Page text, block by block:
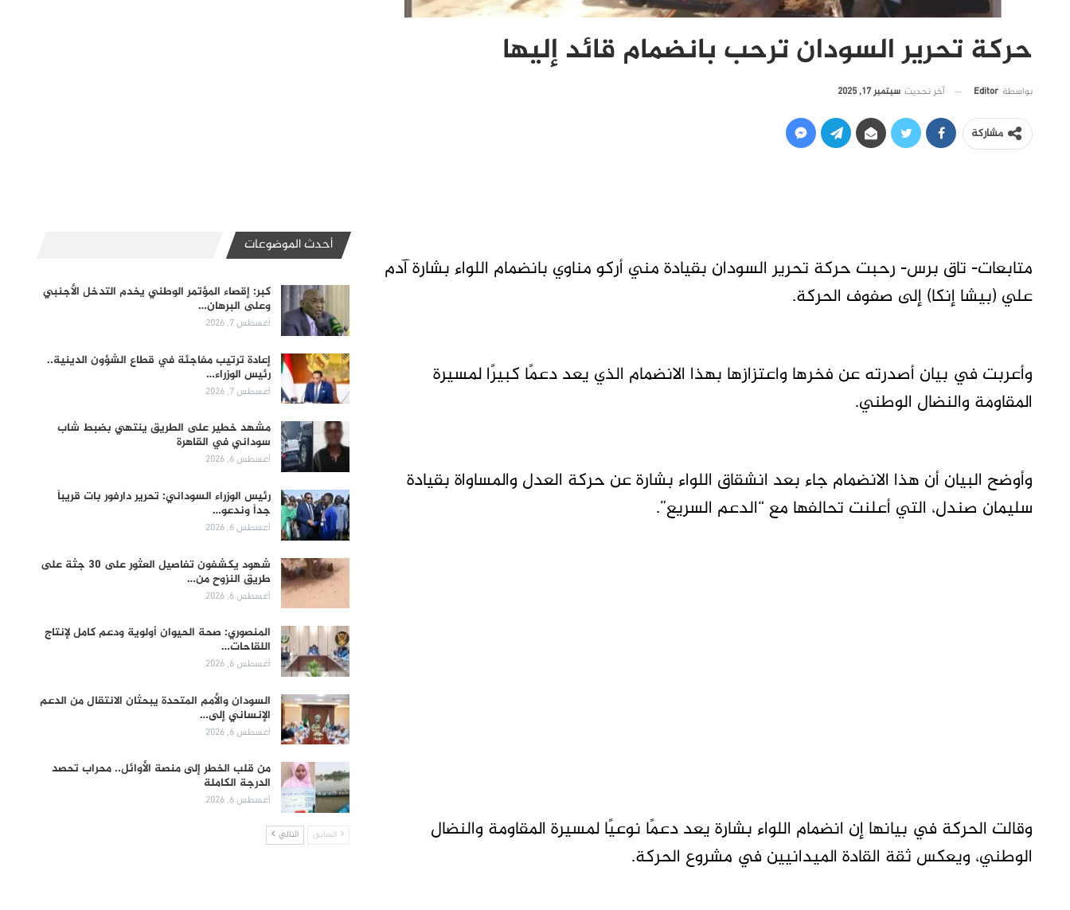
حركة تحرير السودان ترحب بانضمام قائد إليها
بواسطة Editor آخر تحديث سبتمبر 17, 2025
مشاركة
متابعات- تاق برس- رحبت حركة تحرير السودان بقيادة مني أركو مناوي بانضمام اللواء بشارة آدم
علي (بيشا إنكا) إلى صفوف الحركة.
وأعربت في بيان أصدرته عن فخرها واعتزازها بهذا الانضمام الذي يعد دعمًا كبيرًا لمسيرة
المقاومة والنضال الوطني.
وأوضح البيان أن هذا الانضمام جاء بعد انشقاق اللواء بشارة عن حركة العدل والمساواة بقيادة
سليمان صندل، التي أعلنت تحالفها مع “الدعم السريع”.
وقالت الحركة في بيانها إن انضمام اللواء بشارة يعد دعمًا نوعيًا لمسيرة المقاومة والنضال
الوطني، ويعكس ثقة القادة الميدانيين في مشروع الحركة.
أحدث الموضوعات
كبر: إقصاء المؤتمر الوطني يخدم التدخل الأجنبي
وعلى البرهان…
أغسطس 7, 2026
إعادة ترتيب مفاجئة في قطاع الشؤون الدينية..
رئيس الوزراء…
أغسطس 7, 2026
مشهد خطير على الطريق ينتهي بضبط شاب
سوداني في القاهرة
أغسطس 6, 2026
رئيس الوزراء السوداني: تحرير دارفور بات قريباً
جداً وندعو…
أغسطس 6, 2026
شهود يكشفون تفاصيل العثور على 30 جثة على
طريق النزوح من…
أغسطس 6, 2026
المنصوري: صحة الحيوان أولوية ودعم كامل لإنتاج
اللقاحات…
أغسطس 6, 2026
السودان والأمم المتحدة يبحثان الانتقال من الدعم
الإنساني إلى…
أغسطس 6, 2026
من قلب الخطر إلى منصة الأوائل.. محراب تحصد
الدرجة الكاملة
أغسطس 6, 2026
السابق التالي